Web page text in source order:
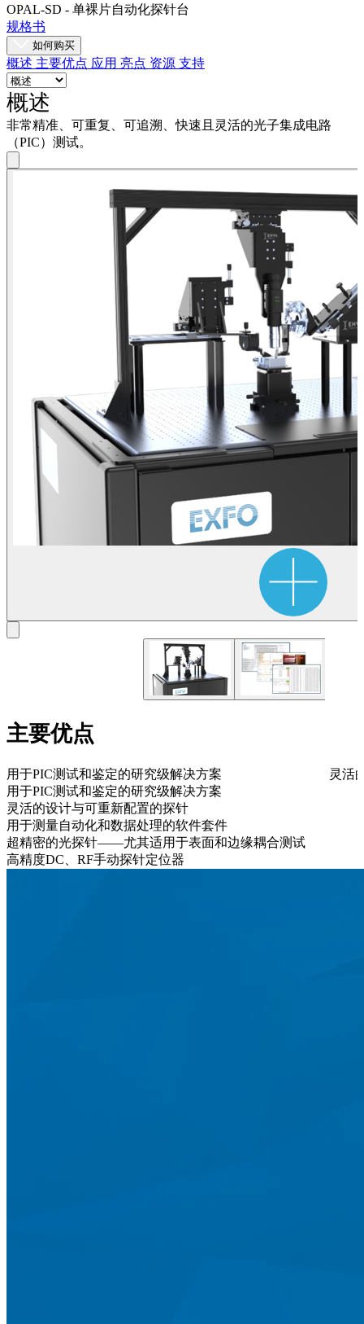
何
购
买
资
源
联
系
伴
OPAL-SD - 单裸片自动化探针台
规格书
如何购买
概述 主要优点 应用 亮点 资源 支持
概述
非常精准、可重复、可追溯、快速且灵活的光子集成电路
（PIC）测试。
主要优点
用于PIC测试和鉴定的研究级解决方案
灵活
用于PIC测试和鉴定的研究级解决方案
灵活的设计与可重新配置的探针
用于测量自动化和数据处理的软件套件
超精密的光探针——尤其适用于表面和边缘耦合测试
高精度DC、RF手动探针定位器